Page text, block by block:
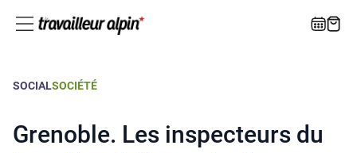
SOCIALSOCIÉTÉ
Grenoble. Les inspecteurs du